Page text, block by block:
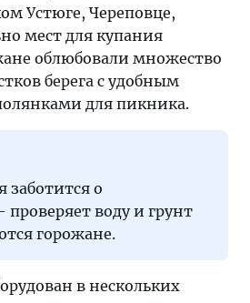
Устюге, Череповце,
мест для купания
облюбовали множество
берега с удобным
для пикника.
о
проверяет воду и грунт
горожане.
в нескольких